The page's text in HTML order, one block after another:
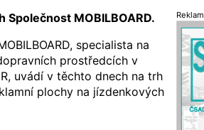
Společnost MOBILBOARD.
specialista na
prostředcích v
uvádí v těchto dnech na trh
plochy na jízdenkových